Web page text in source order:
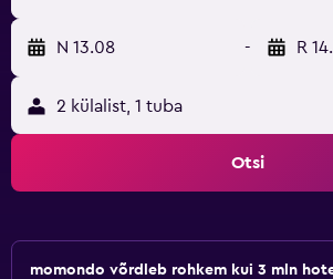
N 13.08 - R
2 külalist, 1 tuba
Otsi
momondo võrdleb rohkem kui 3 mln